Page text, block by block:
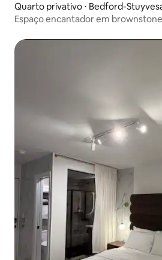
Quarto privativo ⋅ Bedford-
Espaço encantador em